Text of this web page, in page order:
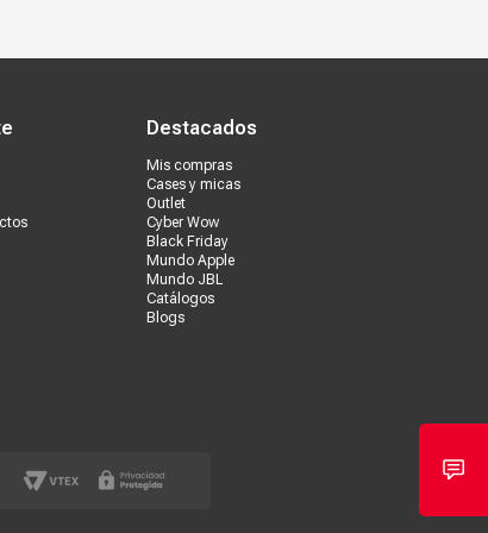
Destacados
Mis compras
Cases y micas
Outlet
Cyber Wow
Black Friday
Mundo Apple
Mundo JBL
Catálogos
Blogs